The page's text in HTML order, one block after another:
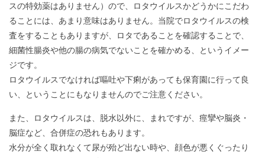
スの特効薬はありません）ので、ロタウイルスかどうかにこだわ
ることには、あまり意味はありません。当院でロタウイルスの検
査をすることもありますが、ロタであることを確認することで、
細菌性腸炎や他の腸の病気でないことを確かめる、というイメー
ジです。
ロタウイルスでなければ嘔吐や下痢があっても保育園に行って良
い、ということにもなりませんのでご注意ください。
また、ロタウイルスは、脱水以外に、まれですが、痙攣や脳炎・
脳症など、合併症の恐れもあります。
水分が全く取れなくて尿が殆ど出ない時や、顔色が悪くぐったり